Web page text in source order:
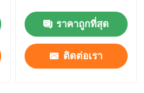
ราคาถูกที่สุด
ติดต่อเรา